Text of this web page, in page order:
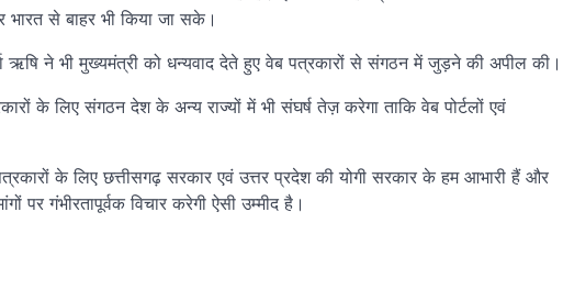
भारत से बाहर भी किया जा सके।
ऋषि ने भी मुख्यमंत्री को धन्यवाद देते हुए वेब पत्रकारों से संगठन में जुड़ने की अपील की।
के लिए संगठन देश के अन्य राज्यों में भी संघर्ष तेज़ करेगा ताकि वेब पोर्टलों एवं
के लिए छत्तीसगढ़ सरकार एवं उत्तर प्रदेश की योगी सरकार के हम आभारी हैं और
पर गंभीरतापूर्वक विचार करेगी ऐसी उम्मीद है।